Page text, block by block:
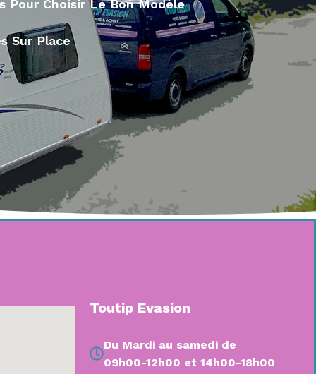
Pour Choisir Le Bon Modèle
Sur Place
Toutip Evasion
Du Mardi au samedi de
09h00-12h00 et 14h00-18h00